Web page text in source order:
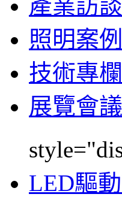
產業訪談
照明案例
技術專欄
展覽會議
LED驅